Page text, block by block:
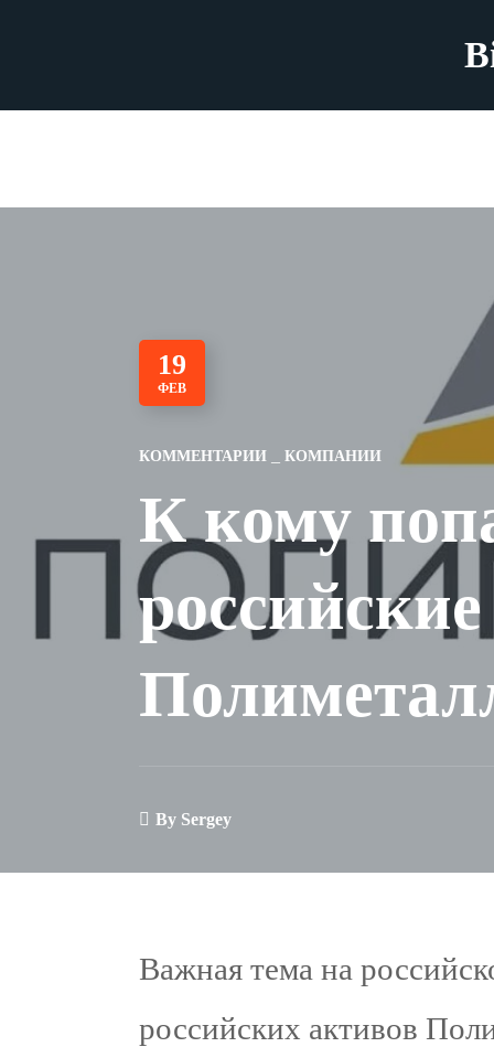
19
ФЕВ
КОММЕНТАРИИ КОМПАНИИ
К кому
By Sergey
Важная тема на
российских активов